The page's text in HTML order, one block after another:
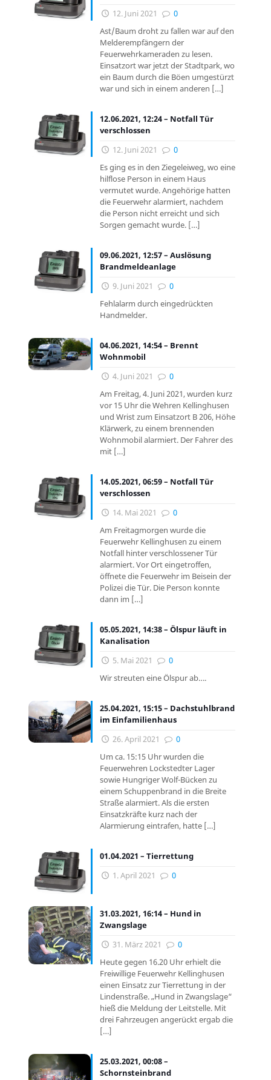
12. Juni 2021
0
Ast/Baum droht zu fallen war auf den
Melderempfängern der
Feuerwehrkameraden zu lesen.
Einsatzort war jetzt der Stadtpark, wo
ein Baum durch die Böen umgestürzt
war und sich in einem anderen […]
12.06.2021, 12:24 – Notfall Tür
verschlossen
12. Juni 2021
0
Es ging es in den Ziegeleiweg, wo eine
hilflose Person in einem Haus
vermutet wurde. Angehörige hatten
die Feuerwehr alarmiert, nachdem
die Person nicht erreicht und sich
Sorgen gemacht wurde. […]
09.06.2021, 12:57 – Auslösung
Brandmeldeanlage
9. Juni 2021
0
Fehlalarm durch eingedrückten
Handmelder.
04.06.2021, 14:54 – Brennt
Wohnmobil
4. Juni 2021
0
Am Freitag, 4. Juni 2021, wurden kurz
vor 15 Uhr die Wehren Kellinghusen
und Wrist zum Einsatzort B 206, Höhe
Klärwerk, zu einem brennenden
Wohnmobil alarmiert. Der Fahrer des
mit […]
14.05.2021, 06:59 – Notfall Tür
verschlossen
14. Mai 2021
0
Am Freitagmorgen wurde die
Feuerwehr Kellinghusen zu einem
Notfall hinter verschlossener Tür
alarmiert. Vor Ort eingetroffen,
öffnete die Feuerwehr im Beisein der
Polizei die Tür. Die Person konnte
dann im […]
05.05.2021, 14:38 – Ölspur läuft in
Kanalisation
5. Mai 2021
0
Wir streuten eine Ölspur ab….
25.04.2021, 15:15 – Dachstuhlbrand
im Einfamilienhaus
26. April 2021
0
Um ca. 15:15 Uhr wurden die
Feuerwehren Lockstedter Lager
sowie Hungriger Wolf-Bücken zu
einem Schuppenbrand in die Breite
Straße alarmiert. Als die ersten
Einsatzkräfte kurz nach der
Alarmierung eintrafen, hatte […]
01.04.2021 – Tierrettung
1. April 2021
0
31.03.2021, 16:14 – Hund in
Zwangslage
31. März 2021
0
Heute gegen 16.20 Uhr erhielt die
Freiwillige Feuerwehr Kellinghusen
einen Einsatz zur Tierrettung in der
Lindenstraße. „Hund in Zwangslage“
hieß die Meldung der Leitstelle. Mit
drei Fahrzeugen angerückt ergab die
[…]
25.03.2021, 00:08 –
Schornsteinbrand